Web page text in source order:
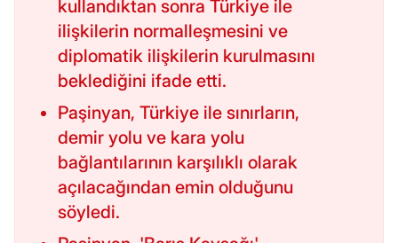
kullandıktan sonra Türkiye ile
ilişkilerin normalleşmesini ve
diplomatik ilişkilerin kurulmasını
beklediğini ifade etti.
Paşinyan, Türkiye ile sınırların,
demir yolu ve kara yolu
bağlantılarının karşılıklı olarak
açılacağından emin olduğunu
söyledi.